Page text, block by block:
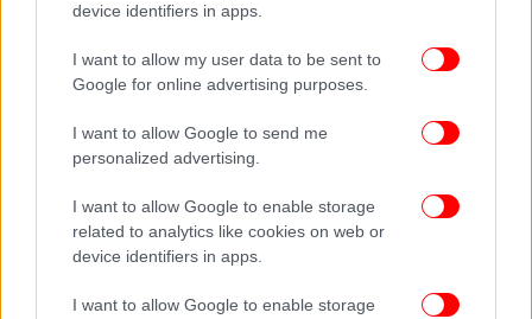
device identifiers in apps.
I want to allow my user data to be sent to
Google for online advertising purposes.
I want to allow Google to send me
personalized advertising.
I want to allow Google to enable storage
related to analytics like cookies on web or
device identifiers in apps.
I want to allow Google to enable storage
ΕΛΛΑΔΑ 14/11/2025 14:05
Θετική εξέλιξη η φορολόγηση μικροδεμάτων από
ασιατικές πλατφόρμες, λένε οι έμποροι